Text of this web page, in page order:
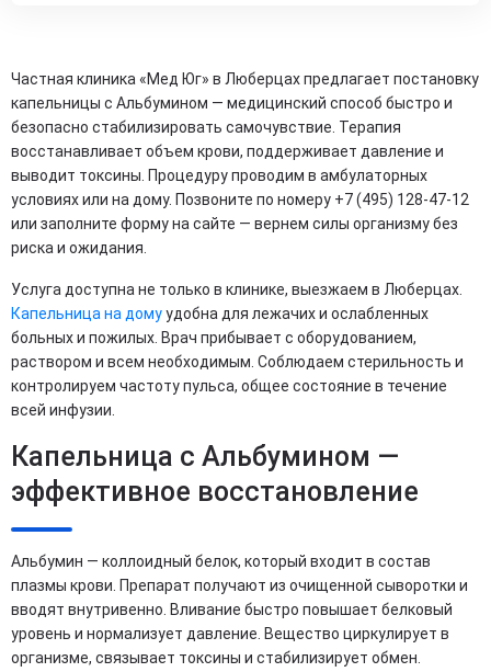
Частная клиника «Мед Юг» в Люберцах предлагает постановку
капельницы с Альбумином — медицинский способ быстро и
безопасно стабилизировать самочувствие. Терапия
восстанавливает объем крови, поддерживает давление и
выводит токсины. Процедуру проводим в амбулаторных
условиях или на дому. Позвоните по номеру +7 (495) 128-47-12
или заполните форму на сайте — вернем силы организму без
риска и ожидания.
Услуга доступна не только в клинике, выезжаем в Люберцах.
Капельница на домуудобна для лежачих и ослабленных
больных и пожилых. Врач прибывает с оборудованием,
раствором и всем необходимым. Соблюдаем стерильность и
контролируем частоту пульса, общее состояние в течение
всей инфузии.
Капельница с Альбумином —
эффективное восстановление
Альбумин — коллоидный белок, который входит в состав
плазмы крови. Препарат получают из очищенной сыворотки и
вводят внутривенно. Вливание быстро повышает белковый
уровень и нормализует давление. Вещество циркулирует в
организме, связывает токсины и стабилизирует обмен.